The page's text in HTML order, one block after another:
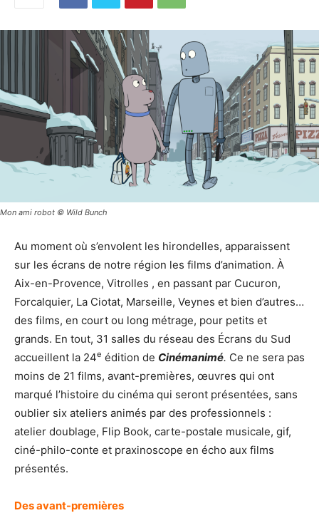
Mon ami robot © Wild Bunch
Au moment où s’envolent les hirondelles, apparaissent
sur les écrans de notre région les films d’animation. À
Aix-en-Provence, Vitrolles , en passant par Cucuron,
Forcalquier, La Ciotat, Marseille, Veynes et bien d’autres…
des films, en court ou long métrage, pour petits et
grands. En tout, 31 salles du réseau des Écrans du Sud
accueillent la 24e édition de Cinémanimé. Ce ne sera pas
moins de 21 films, avant-premières, œuvres qui ont
marqué l’histoire du cinéma qui seront présentées, sans
oublier six ateliers animés par des professionnels :
atelier doublage, Flip Book, carte-postale musicale, gif,
ciné-philo-conte et praxinoscope en écho aux films
présentés.
Des avant-premières